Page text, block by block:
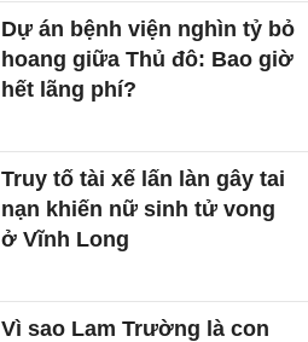
Dự án bệnh viện nghìn tỷ bỏ
hoang giữa Thủ đô: Bao giờ
hết lãng phí?
Truy tố tài xế lấn làn gây tai
nạn khiến nữ sinh tử vong
ở Vĩnh Long
Vì sao Lam Trường là con